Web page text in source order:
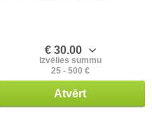
€ 30.00
Izvēlies summu
25 - 500 €
Atvērt